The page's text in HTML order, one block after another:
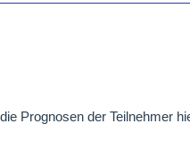
Prognosen der Teilnehmer